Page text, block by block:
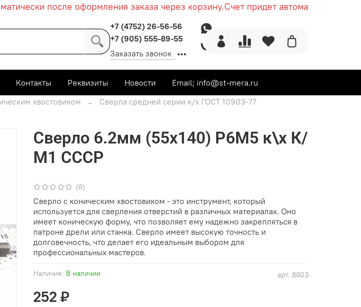
после оформления заказа через корзину.Счет придет автоматически
+7 (4752) 26-56-56
+7 (905) 555-89-55
Заказать звонок
Контакты Реквизиты Новости
Email; info@st-mera.ru
хвостовиком Сверла средней серии к/х ГОСТ 10903-77
(0)
арт. 8803
Наличие: В наличии
Сверло 6.2мм (55х140) Р6М5 к\х К/
М1 СССР
252 ₽
Сверло с коническим хвостовиком - это инструмент, который
используется для сверления отверстий в различных материалах. Оно
имеет коническую форму, что позволяет ему надежно закрепляться в
патроне дрели или станка. Сверло имеет высокую точность и
долговечность, что делает его идеальным выбором для
профессиональных мастеров.